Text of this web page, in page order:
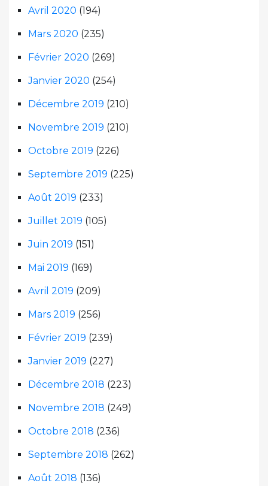
Avril 2020 (194)
Mars 2020 (235)
Février 2020 (269)
Janvier 2020 (254)
Décembre 2019 (210)
Novembre 2019 (210)
Octobre 2019 (226)
Septembre 2019 (225)
Août 2019 (233)
Juillet 2019 (105)
Juin 2019 (151)
Mai 2019 (169)
Avril 2019 (209)
Mars 2019 (256)
Février 2019 (239)
Janvier 2019 (227)
Décembre 2018 (223)
Novembre 2018 (249)
Octobre 2018 (236)
Septembre 2018 (262)
Août 2018 (136)